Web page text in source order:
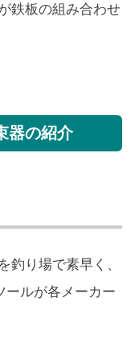
鉄板の組み合わせ
器の紹介
釣り場で素早く、
ールが各メーカー